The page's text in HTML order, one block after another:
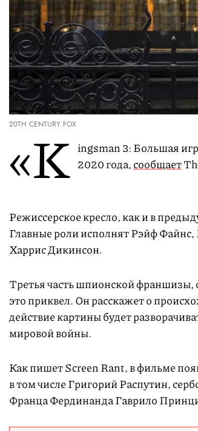
20TH CENTURY FOX
«K ingsman 3: Большая
2020 года,сообщает
Режиссерское кресло, как и в
Главные роли исполнят Рэйф
Харрис Дикинсон.
Третья часть шпионской
это приквел. Он расскажет о
действие картины будет
мировой войны.
Как пишет Screen Rant, в фильме
в том числе Григорий Распутин,
Франца Фердинанда Гаврило